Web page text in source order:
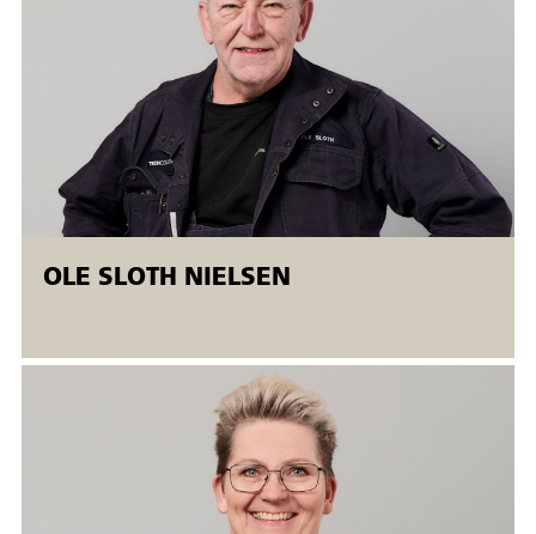
• Svejsefejl og kontrolmetoder
• Svejserækkefølge og procedure
• Fugeformer og tildannelse
• Miljø/arbejdsmiljø og sikkerhed
Målet anses for opnået, når deltagerne med udgangspunkt i
teoretisk viden kan udfører nedennævnte svejsninger:
• BW-P-PA udvendig hjørnesøm
OLE SLOTH NIELSEN